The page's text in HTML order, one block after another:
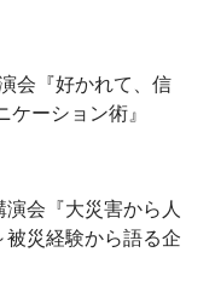
会『好かれて、信
ーション術』
会『大災害から人
災経験から語る企